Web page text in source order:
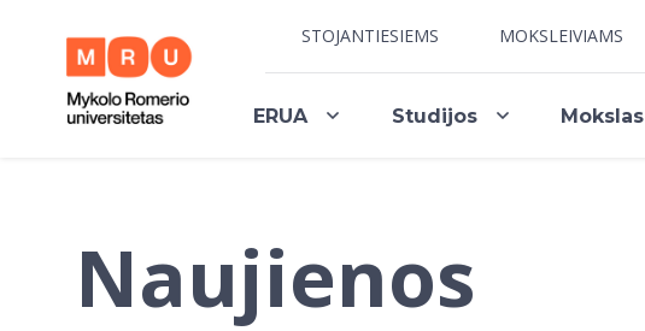
STOJANTIESIEMS MOKSLEIVIAMS
ERUA Studijos Mokslas
Naujienos